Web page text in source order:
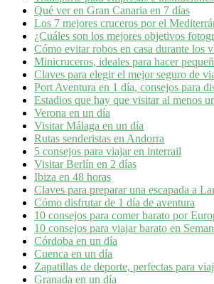
Qué ver en Gran Canaria en 7 días
Los 7 mejores cruceros por el
¿Cuáles son los mejores objetivos
Cómo evitar robos en casa durante los
Minicruceros, ideales para hacer
Claves para elegir el mejor seguro de
Port Aventura en 1 día, consejos para
Estadios que hay que visitar al menos
Verona en un día
Visitar Málaga en un día
Rutas senderistas en Andorra
5 consejos para viajar en interrail
Visitar Berlín en 2 días
Ibiza en 48 horas
Claves para preparar una escapada a
Cómo disfrutar de 1 día de aventura
10 consejos para comer barato por
10 consejos para viajar barato en
Córdoba en un día
Cuenca en un día
Zapatillas de deporte, perfectas para
Granada en un día